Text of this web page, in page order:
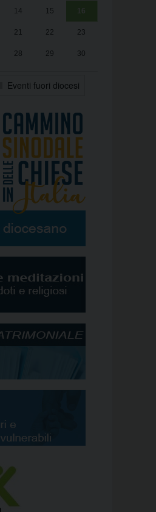
14 15 16
21 22 23
28 29 30
Eventi fuori diocesi